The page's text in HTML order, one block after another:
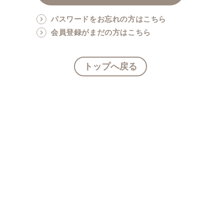
パスワードをお忘れの方はこちら
会員登録がまだの方はこちら
トップへ戻る